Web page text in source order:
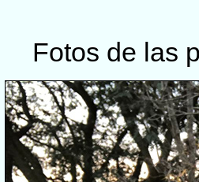
Fotos de las